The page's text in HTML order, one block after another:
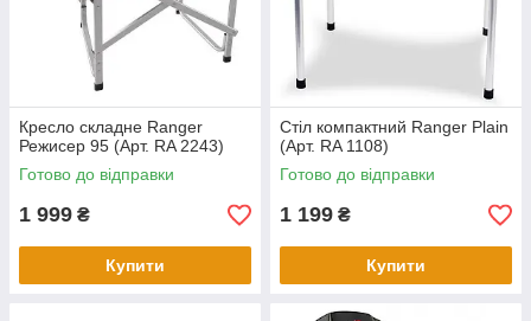
Кресло складне Ranger
Режисер 95 (Арт. RA 2243)
Готово до відправки
1 999 ₴
Купити
Стіл компактний Ranger Plain
(Арт. RA 1108)
Готово до відправки
1 199 ₴
Купити